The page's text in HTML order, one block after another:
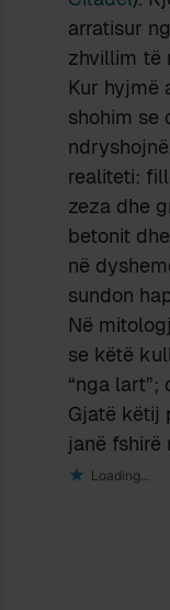
arratisur
zhvillim të
Kur hyjmë
shohim se
realiteti:
zeza dhe
betonit
në
sundon
Në
se këtë
“nga lart”;
Gjatë këtij
janë fshirë
Loading...